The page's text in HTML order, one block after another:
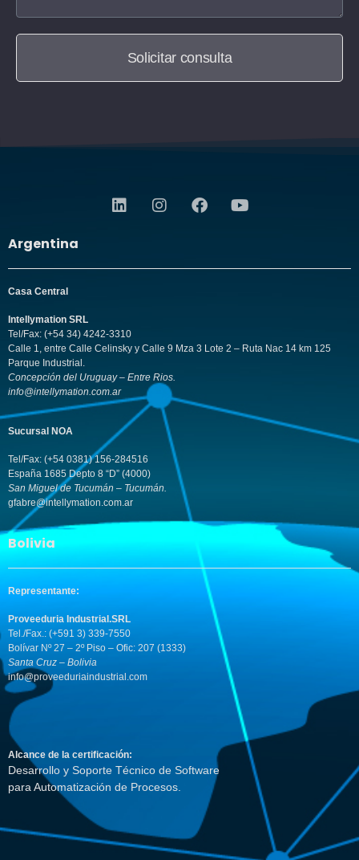
Solicitar consulta
Argentina
Casa Central
Intellymation SRL
Tel/Fax: (+54 34) 4242-3310
Calle 1, entre Calle Celinsky y Calle 9 Mza 3 Lote 2 – Ruta Nac 14 km 125
Parque Industrial.
Concepción del Uruguay – Entre Rios.
info@intellymation.com.ar
Sucursal NOA
Tel/Fax: (+54 0381) 156-284516
España 1685 Depto 8 “D” (4000)
San Miguel de Tucumán – Tucumán.
gfabre@intellymation.com.ar
Bolivia
Representante:
Proveeduria Industrial.SRL
Tel./Fax.: (+591 3) 339-7550
Bolívar Nº 27 – 2º Piso – Ofic: 207 (1333)
Santa Cruz – Bolivia
info@proveeduriaindustrial.com
Alcance de la certificación:
Desarrollo y Soporte Técnico de Software
para Automatización de Procesos.